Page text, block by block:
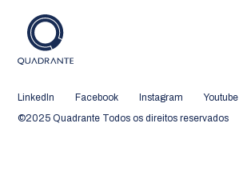
LinkedIn Facebook Instagram
Youtube
©2025 Quadrante Todos os direitos reservados